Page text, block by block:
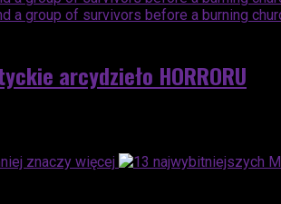
arcydzieło HORRORU